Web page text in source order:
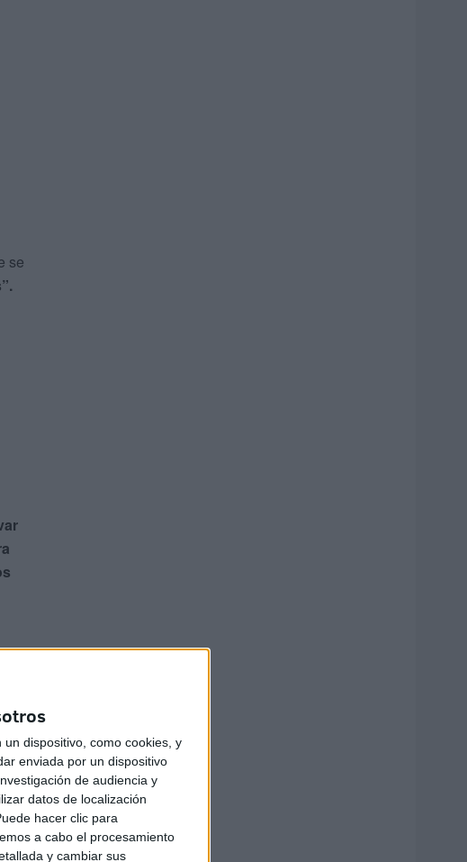
dispositivo, como cookies, y
enviada por un dispositivo
de audiencia y
datos de localización
hacer clic para
a cabo el procesamiento
y cambiar sus
se